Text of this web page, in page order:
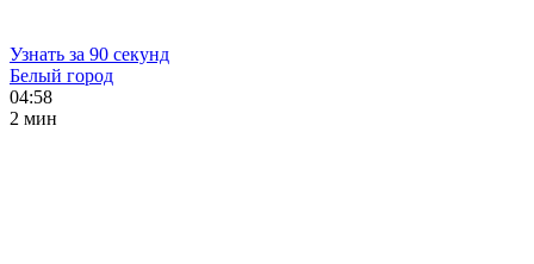
Узнать за 90 секунд
Белый город
04:58
2 мин